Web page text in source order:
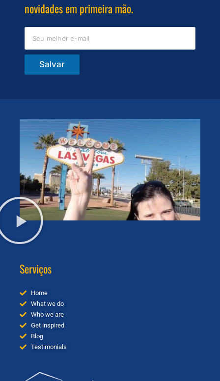
novidades em primeira mão.
Salvar
Serviços
Home
What we do
Who we are
Get inspired
Blog
Testimonials